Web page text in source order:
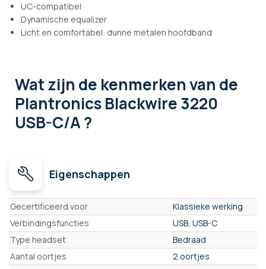
UC-compatibel
Dynamische equalizer
Licht en comfortabel: dunne metalen hoofdband
Wat zijn de kenmerkenvan de
Plantronics Blackwire 3220
USB-C/A ?
Eigenschappen
Eigenschappen
Gecertificeerd voor
Klassieke werking
Verbindingsfuncties
USB, USB-C
Type headset
Bedraad
Aantal oortjes
2 oortjes